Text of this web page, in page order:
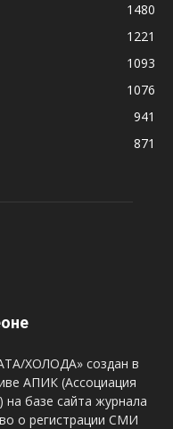
1480
1221
1093
1076
941
871
ХОЛОДА» создан в
АПИК (Ассоциация
на базе сайта журнала
о регистрации СМИ